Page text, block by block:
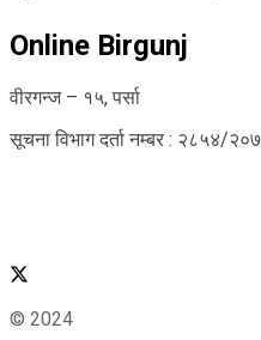
Online Birgunj
वीरगन्ज – १५, पर्सा
सूचना विभाग दर्ता नम्बर : २८५४/
© 2024